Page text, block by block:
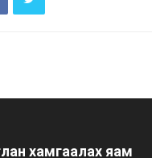
хамгаалах яам